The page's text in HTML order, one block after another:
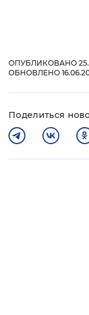
ОПУБЛИКОВАНО
ОБНОВЛЕНО
Поделиться